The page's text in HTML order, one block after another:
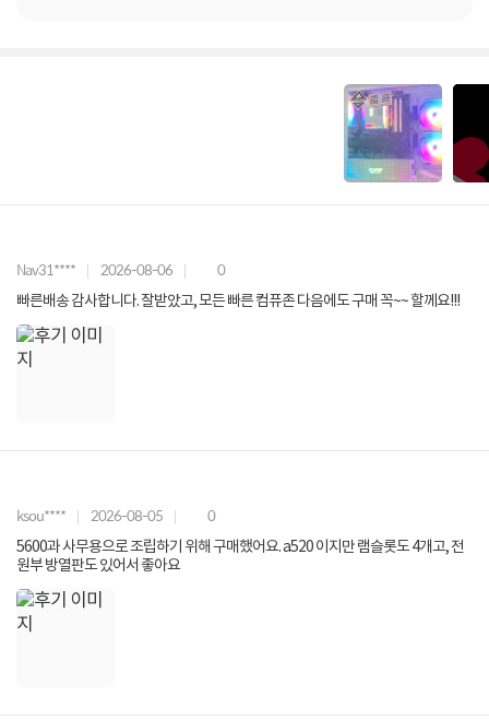
Nav31**** 2026-08-06 0
빠른배송 감사합니다. 잘받았고, 모든 빠른 컴퓨존 다음에도 구매 꼭~~ 할께요!!!
ksou**** 2026-08-05 0
5600과 사무용으로 조립하기 위해 구매했어요. a520 이지만 램슬롯도 4개고, 전
원부 방열판도 있어서 좋아요